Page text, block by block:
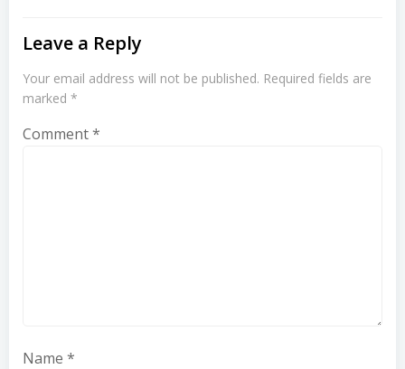
Leave a Reply
Your email address will not be published. Required fields are
marked *
Comment*
Name *